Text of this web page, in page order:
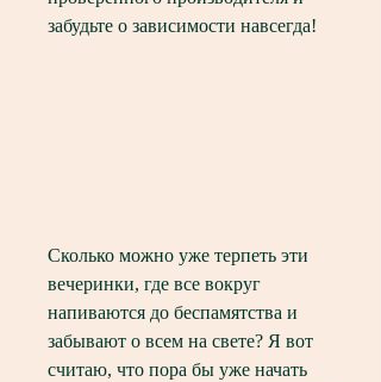
забудьте о зависимости навсегда!
Сколько можно уже терпеть эти
вечеринки, где все вокруг
напиваются до беспамятства и
забывают о всем на свете? Я вот
считаю, что пора бы уже начать